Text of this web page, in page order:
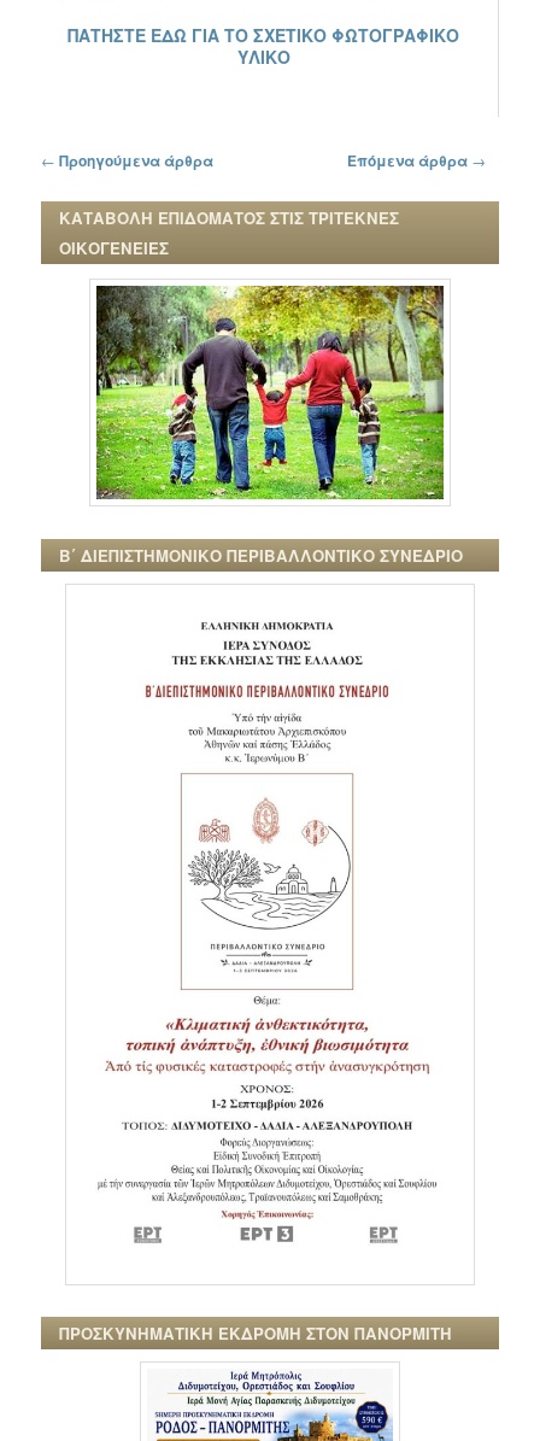
ΠΑΤΗΣΤΕ ΕΔΩ ΓΙΑ ΤΟ ΣΧΕΤΙΚΟ ΦΩΤΟΓΡΑΦΙΚΟ
ΥΛΙΚΟ
Πλοήγηση στα άρθρα
← Προηγούμενα άρθρα Επόμενα άρθρα →
ΚΑΤΑΒΟΛΗ ΕΠΙΔΟΜΑΤΟΣ ΣΤΙΣ ΤΡΙΤΕΚΝΕΣ
ΟΙΚΟΓΕΝΕΙΕΣ
Β΄ ΔΙΕΠΙΣΤΗΜΟΝΙΚΟ ΠΕΡΙΒΑΛΛΟΝΤΙΚΟ ΣΥΝΕΔΡΙΟ
ΠΡΟΣΚΥΝΗΜΑΤΙΚΗ ΕΚΔΡΟΜΗ ΣΤΟΝ ΠΑΝΟΡΜΙΤΗ